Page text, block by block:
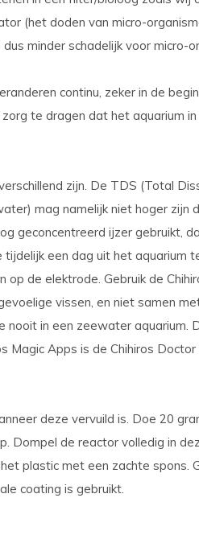
(het doden van micro-
minder schadelijk voor micro-
continu, zeker in de
te dragen dat het aquarium
zijn. De TDS (Total
mag namelijk niet hoger zijn
geconcentreerd ijzer gebruikt,
een dag uit het aquarium
de elektrode. Gebruik de
vissen, en niet samen
nooit in een zeewater aquarium.
Magic Apps is de Chihiros
deze vervuild is. Doe 20
Dompel de reactor volledig in
plastic met een zachte spons.
coating is gebruikt.